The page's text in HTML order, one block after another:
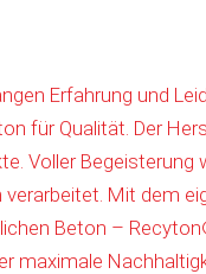
Erfahrung und
für Qualität. Der
Voller Begeisterung
Mit dem
Beton –
maximale